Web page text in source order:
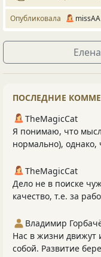
Опубликовала missAA
ПОСЛЕДНИЕ
TheMagicCat
Я понимаю, что
нормально), однако,
TheMagicCat
Дело не в поиске
качество, т.е. за
Владимир
Нас в жизни движут
собой. Развитие